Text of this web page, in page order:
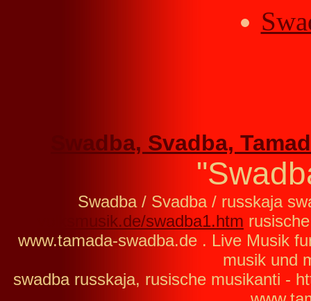
Swadba, Svadba,
Swadba / Svadba / russkaja
volksmusik.de/swadba1.htm
www.tamada-swadba.de . Live Musik
musik und
swadba russkaja, rusische musikanti -